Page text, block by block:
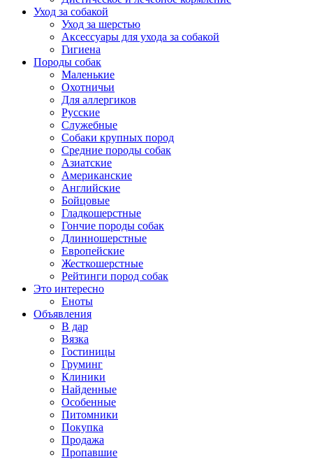
Уход за собакой
Уход за шерстью
Аксессуары для ухода за собакой
Гигиена
Породы собак
Маленькие
Охотничьи
Для аллергиков
Русские
Служебные
Собаки крупных пород
Средние породы собак
Азиатские
Американские
Английские
Бойцовые
Гладкошерстные
Гончие породы собак
Длинношерстные
Европейские
Жесткошерстные
Рейтинги пород собак
Это интересно
Еноты
Объявления
В дар
Вязка
Гостиницы
Груминг
Клиники
Найденные
Особенные
Питомники
Покупка
Продажа
Пропавшие